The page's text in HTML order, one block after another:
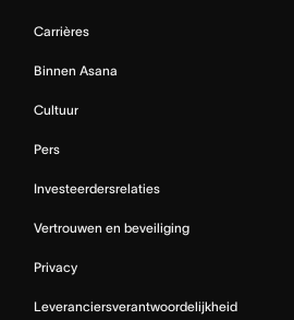
Carrières
Binnen Asana
Cultuur
Pers
Investeerdersrelaties
Vertrouwen en beveiliging
Privacy
Leveranciersverantwoordelijkheid